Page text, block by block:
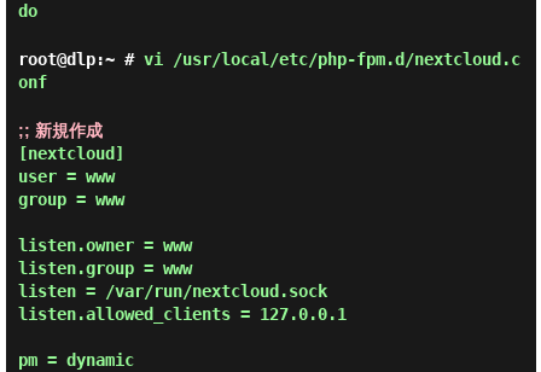
do
root@dlp:~ # vi /usr/local/etc/php-fpm.d/nextcloud.c
onf
;; 新規作成
[nextcloud]
user = www
group = www
listen.owner = www
listen.group = www
listen = /var/run/nextcloud.sock
listen.allowed_clients = 127.0.0.1
pm = dynamic